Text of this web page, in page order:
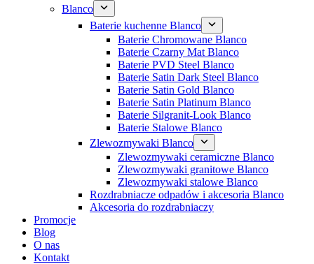
Blanco
Baterie kuchenne Blanco
Baterie Chromowane Blanco
Baterie Czarny Mat Blanco
Baterie PVD Steel Blanco
Baterie Satin Dark Steel Blanco
Baterie Satin Gold Blanco
Baterie Satin Platinum Blanco
Baterie Silgranit-Look Blanco
Baterie Stalowe Blanco
Zlewozmywaki Blanco
Zlewozmywaki ceramiczne Blanco
Zlewozmywaki granitowe Blanco
Zlewozmywaki stalowe Blanco
Rozdrabniacze odpadów i akcesoria Blanco
Akcesoria do rozdrabniaczy
Promocje
Blog
O nas
Kontakt